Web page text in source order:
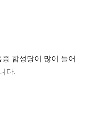
합성당이 많이 들어
다.